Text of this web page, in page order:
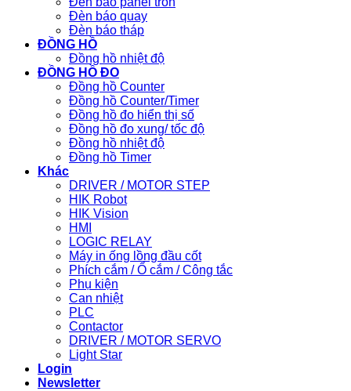
Đèn báo quay
Đèn báo tháp
ĐỒNG HỒ
Đồng hồ nhiệt độ
ĐỒNG HỒ ĐO
Đồng hồ Counter
Đồng hồ Counter/Timer
Đồng hồ đo hiển thị số
Đồng hồ đo xung/ tốc độ
Đồng hồ nhiệt độ
Đồng hồ Timer
Khác
DRIVER / MOTOR STEP
HIK Robot
HIK Vision
HMI
LOGIC RELAY
Máy in ống lồng đầu cốt
Phích cắm / Ổ cắm / Công tắc
Phụ kiện
Can nhiệt
PLC
Contactor
DRIVER / MOTOR SERVO
Light Star
Login
Newsletter